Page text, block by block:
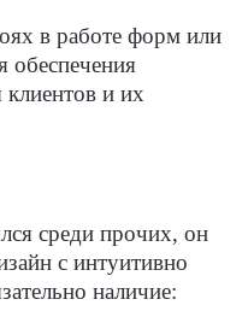
в работе форм или
обеспечения
клиентов и их
среди прочих, он
с интуитивно
наличие: